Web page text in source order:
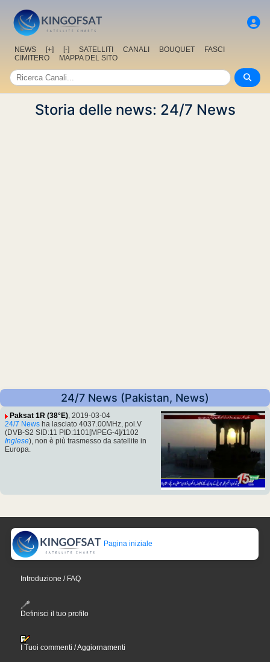
NEWS [+] [-] SATELLITI CANALI BOUQUET
FASCI
CIMITERO
MAPPA DEL SITO
Storia delle news: 24/7 News
24/7 News (Pakistan, News)
Paksat 1R (38°E), 2019-03-04
24/7 News ha lasciato 4037.00MHz, pol.V
(DVB-S2 SID:11 PID:1101[MPEG-4]/1102
Inglese), non è più trasmesso da satellite in
Europa.
Pagina iniziale
Introduzione / FAQ
Definisci il tuo profilo
I Tuoi commenti / Aggiornamenti